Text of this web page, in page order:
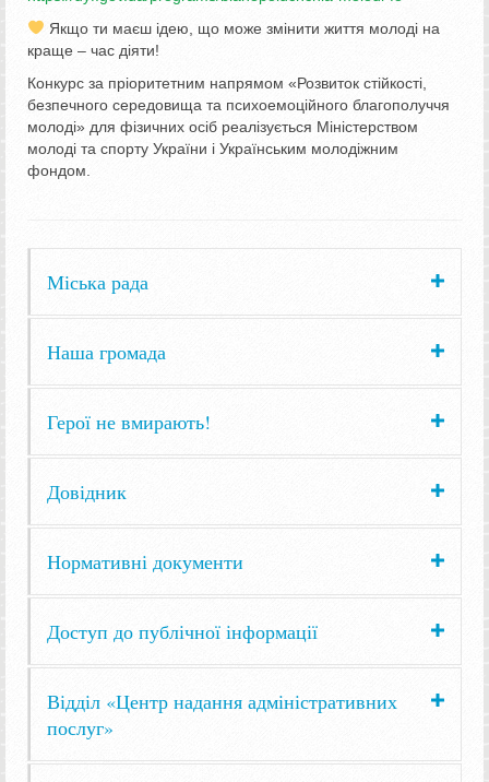
Якщо ти маєш ідею, що може змінити життя молоді на
краще – час діяти!
Конкурс за пріоритетним напрямом «Розвиток стійкості,
безпечного середовища та психоемоційного благополуччя
молоді» для фізичних осіб реалізується Міністерством
молоді та спорту України і Українським молодіжним
фондом.
Міська рада
Наша громада
Герої не вмирають!
Довідник
Нормативні документи
Доступ до публічної інформації
Відділ «Центр надання адміністративних
послуг»